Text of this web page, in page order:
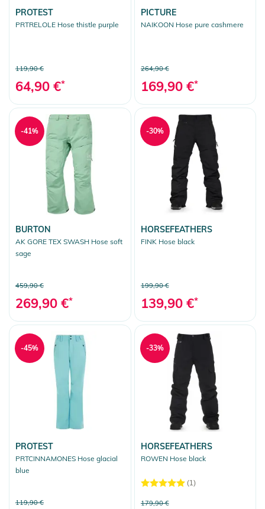
PROTEST
PRTRELOLE Hose thistle purple
119,90 €
64,90 €*
PICTURE
NAIKOON Hose pure cashmere
264,90 €
169,90 €*
BURTON
AK GORE TEX SWASH Hose soft
sage
459,90 €
269,90 €*
-41%
HORSEFEATHERS
FINK Hose black
199,90 €
139,90 €*
-30%
PROTEST
PRTCINNAMONES Hose glacial
blue
119,90 €
-45%
HORSEFEATHERS
ROWEN Hose black
(1)
179,90 €
-33%